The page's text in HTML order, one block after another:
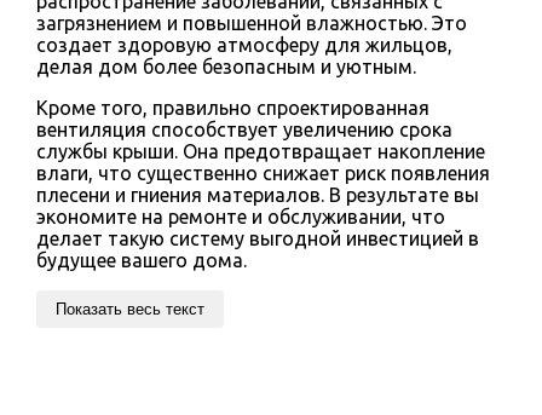
загрязнением и повышенной влажностью. Это
создает здоровую атмосферу для жильцов,
делая дом более безопасным и уютным.
Кроме того, правильно спроектированная
вентиляция способствует увеличению срока
службы крыши. Она предотвращает накопление
влаги, что существенно снижает риск появления
плесени и гниения материалов. В результате вы
экономите на ремонте и обслуживании, что
делает такую систему выгодной инвестицией в
будущее вашего дома.
Показать весь текст